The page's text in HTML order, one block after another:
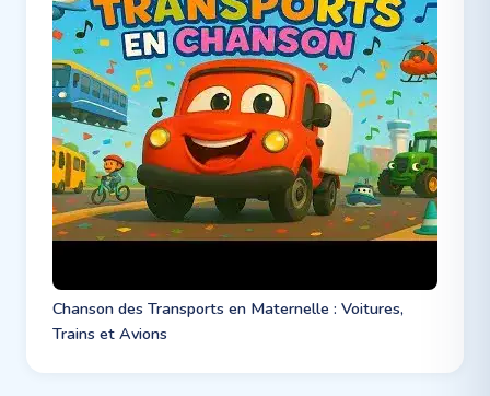
Chanson des Transports en Maternelle : Voitures,
Trains et Avions